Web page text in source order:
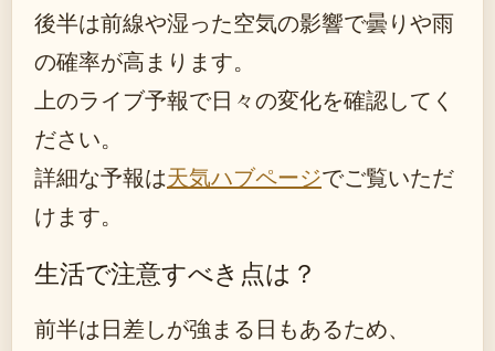
後半は前線や湿った空気の影響で曇りや雨
の確率が高まります。
上のライブ予報で日々の変化を確認してく
ださい。
詳細な予報は天気ハブページでご覧いただ
けます。
生活で注意すべき点は？
前半は日差しが強まる日もあるため、